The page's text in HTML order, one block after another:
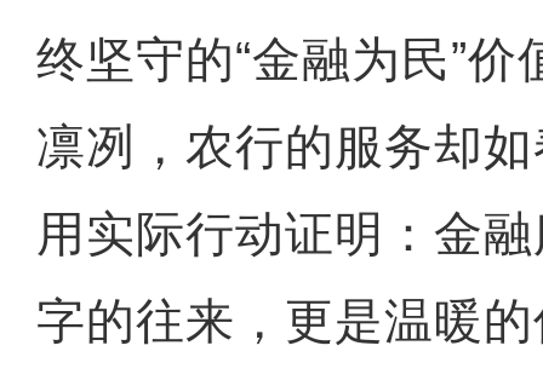
终坚守的“金融为民”
凛冽，农行的服务却
用实际行动证明：金
字的往来，更是温暖